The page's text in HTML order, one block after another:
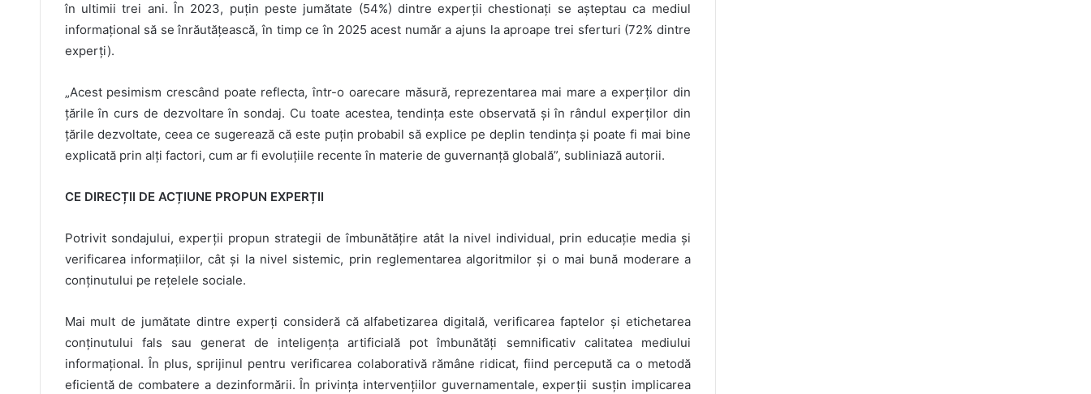
în ultimii trei ani. În 2023, puțin peste jumătate (54%) dintre experții chestionați se așteptau ca mediul
informațional să se înrăutățească, în timp ce în 2025 acest număr a ajuns la aproape trei sferturi (72% dintre
experți).
„Acest pesimism crescând poate reflecta, într-o oarecare măsură, reprezentarea mai mare a experților din
țările în curs de dezvoltare în sondaj. Cu toate acestea, tendința este observată și în rândul experților din
țările dezvoltate, ceea ce sugerează că este puțin probabil să explice pe deplin tendința și poate fi mai bine
explicată prin alți factori, cum ar fi evoluțiile recente în materie de guvernanță globală”, subliniază autorii.
CE DIRECȚII DE ACȚIUNE PROPUN EXPERȚII
Potrivit sondajului, experții propun strategii de îmbunătățire atât la nivel individual, prin educație media și
verificarea informațiilor, cât și la nivel sistemic, prin reglementarea algoritmilor și o mai bună moderare a
conținutului pe rețelele sociale.
Mai mult de jumătate dintre experți consideră că alfabetizarea digitală, verificarea faptelor și etichetarea
conținutului fals sau generat de inteligența artificială pot îmbunătăți semnificativ calitatea mediului
informațional. În plus, sprijinul pentru verificarea colaborativă rămâne ridicat, fiind percepută ca o metodă
eficientă de combatere a dezinformării. În privința intervențiilor guvernamentale, experții susțin implicarea